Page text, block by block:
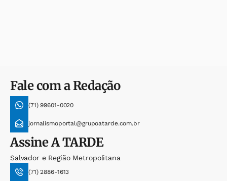
Fale com a Redação
(71) 99601-0020
jornalismoportal@grupoatarde.com.br
AssineA TARDE
Salvador e Região Metropolitana
(71) 2886-1613